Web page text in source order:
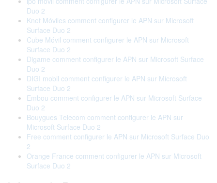
Duo 2
Knet Móviles comment configurer le APN sur Microsoft
Surface Duo 2
Cube Móvil comment configurer le APN sur Microsoft
Surface Duo 2
Digame comment configurer le APN sur Microsoft Surface
Duo 2
DIGI mobil comment configurer le APN sur Microsoft
Surface Duo 2
Embou comment configurer le APN sur Microsoft Surface
Duo 2
Bouygues Telecom comment configurer le APN sur
Microsoft Surface Duo 2
Free comment configurer le APN sur Microsoft Surface Duo
2
Orange France comment configurer le APN sur Microsoft
Surface Duo 2